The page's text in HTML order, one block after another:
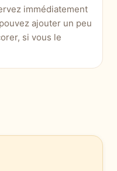
immédiatement
ajouter un peu
si vous le